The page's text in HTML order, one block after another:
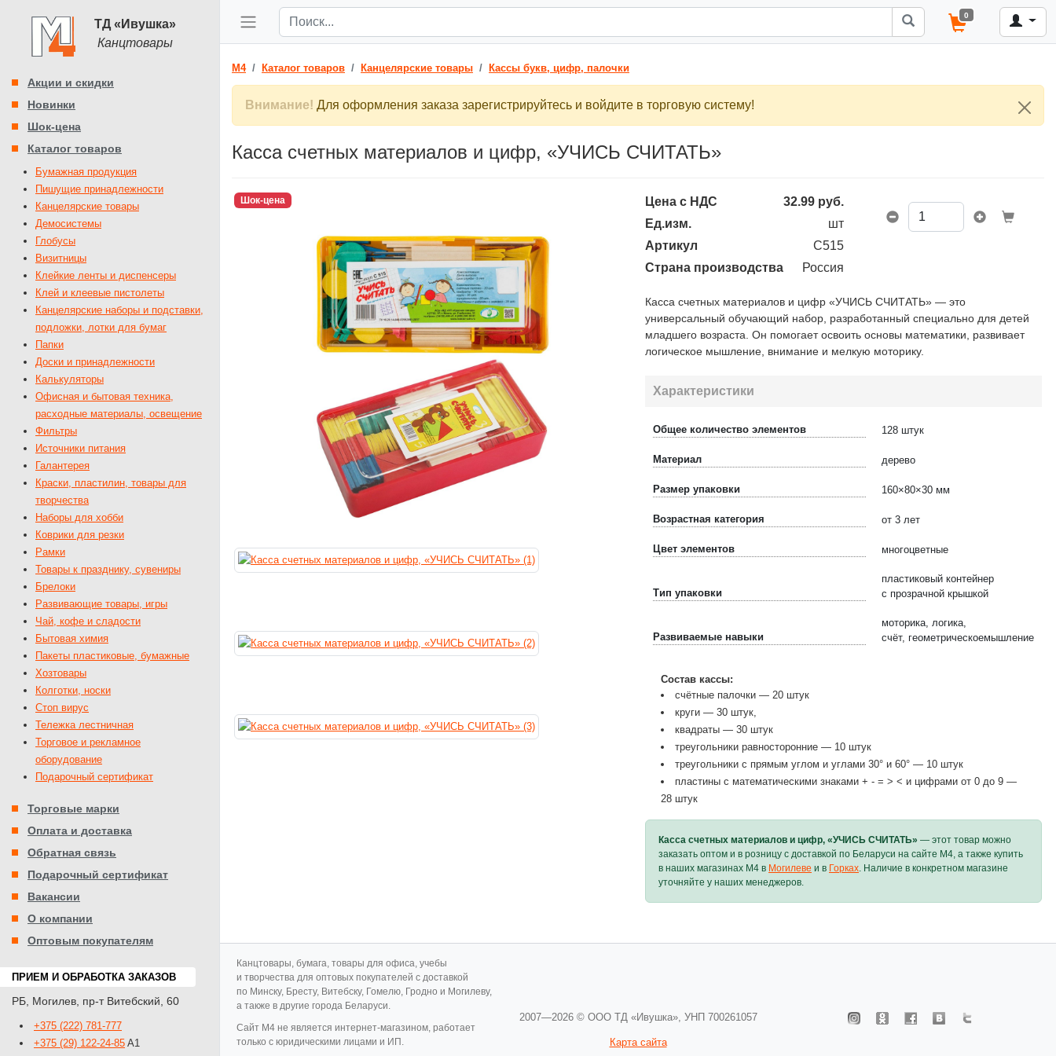
ТД «Ивушка»
Канцтовары
Акции и скидки
Новинки
Шок-цена
Каталог товаров
Бумажная продукция
Пишущие принадлежности
Канцелярские товары
Демосистемы
Глобусы
Визитницы
Клейкие ленты и диспенсеры
Клей и клеевые пистолеты
Канцелярские наборы и подставки,
подложки, лотки для бумаг
Папки
Доски и принадлежности
Калькуляторы
Офисная и бытовая техника,
расходные материалы, освещение
Фильтры
Источники питания
Галантерея
Краски, пластилин, товары для
творчества
Наборы для хобби
Коврики для резки
Рамки
Товары к празднику, сувениры
Брелоки
Развивающие товары, игры
Чай, кофе и сладости
Бытовая химия
Пакеты пластиковые, бумажные
Хозтовары
Колготки, носки
Стоп вирус
Тележка лестничная
Торговое и рекламное
оборудование
Подарочный сертификат
Торговые марки
Оплата и доставка
Обратная связь
Подарочный сертификат
Вакансии
О компании
Оптовым покупателям
ПРИЕМ И ОБРАБОТКА ЗАКАЗОВ
РБ Могилев пр-т Витебский, 60
+375 (222) 781-777
+375 (29) 122-24-85 A1
0
M4 Каталог товаров Канцелярские товары Кассы букв, цифр, палочки
Внимание! Для оформления заказа зарегистрируйтесь и войдите в торговую систему!
Касса счетных материалов и цифр, «УЧИСЬ СЧИТАТЬ»
Шок-цена Цена с НДС 32.99руб.
Ед.изм.
шт
Артикул
С515
Страна производства
Россия
Касса счетных материалов и цифр «УЧИСЬ СЧИТАТЬ» — это
универсальный обучающий набор, разработанный специально для детей
младшего возраста. Он помогает освоить основы математики, развивает
логическое мышление, внимание и мелкую моторику.
Характеристики
Общее количество элементов 128 штук
Материал дерево
Размер упаковки 160×80×30 мм
Возрастная категория от 3 лет
Цвет элементов многоцветные
Тип упаковки
пластиковый контейнер
с прозрачной крышкой
Развиваемые навыки
моторика, логика,
счёт, геометрическоемышление
Состав кассы:
счётные палочки — 20 штук
круги — 30 штук,
квадраты — 30 штук
треугольники равносторонние — 10 штук
треугольники с прямым углом и углами 30° и 60° — 10 штук
пластины с математическими знаками + - = > < и цифрами от 0 до 9 —
28 штук
Касса счетных материалов и цифр, «УЧИСЬ СЧИТАТЬ» — этот товар можно
заказать оптом и в розницу с доставкой по Беларуси на сайте M4, а также купить
в наших магазинах M4 в Могилеве и в Горках. Наличие в конкретном магазине
уточняйте у наших менеджеров.
Канцтовары, бумага, товары для офиса, учебы
и творчества для оптовых покупателей с доставкой
по Минску, Бресту, Витебску, Гомелю, Гродно и Могилеву,
а также в другие города Беларуси.
Cайт M4 не является интернет-магазином, работает
только с юридическими лицами и ИП.
2007—2026 © ООО ТД «Ивушка», УНП 700261057
Карта сайта